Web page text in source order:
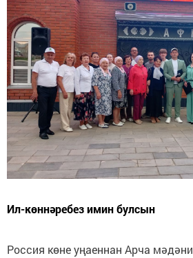
Ил-көннәребез имин булсын
Россия көне уңаеннан Арча